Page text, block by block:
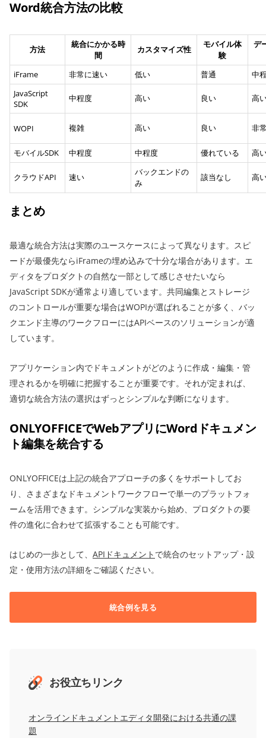
Word統合方法の比較
方法
統合にかかる時
間
カスタマイズ性
モバイル体
験
デ
iFrame 非常に速い 低い 普通
中
JavaScript
SDK
中程度 高い 良い 高
WOPI 複雑 高い 良い 非
モバイルSDK 中程度 中程度 優れている 高
クラウドAPI 速い
バックエンドの
み
該当なし 高
まとめ
最適な統合方法は実際のユースケースによって異なります。スピ
ードが最優先ならiFrameの埋め込みで十分な場合があります。エ
ディタをプロダクトの自然な一部として感じさせたいなら
JavaScript SDKが通常より適しています。共同編集とストレージ
のコントロールが重要な場合はWOPIが選ばれることが多く、バッ
クエンド主導のワークフローにはAPIベースのソリューションが適
しています。
アプリケーション内でドキュメントがどのように作成・編集・管
理されるかを明確に把握することが重要です。それが定まれば、
適切な統合方法の選択はずっとシンプルな判断になります。
ONLYOFFICEでWebアプリにWordドキュメン
ト編集を統合する
ONLYOFFICEは上記の統合アプローチの多くをサポートしてお
り、さまざまなドキュメントワークフローで単一のプラットフォ
ームを活用できます。シンプルな実装から始め、プロダクトの要
件の進化に合わせて拡張することも可能です。
はじめの一歩として、 APIドキュメント で統合のセットアップ・設
定・使用方法の詳細をご確認ください。
統合例を見る
お役立ちリンク
オンラインドキュメントエディタ開発における共通の課
題